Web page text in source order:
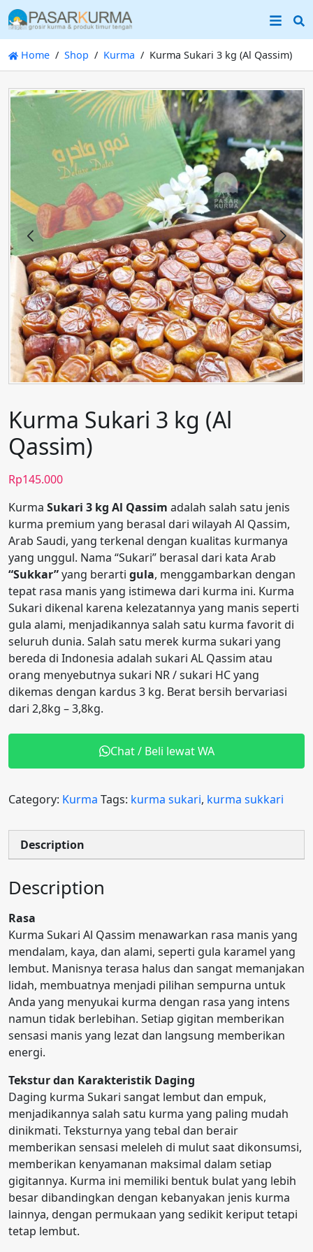
Home Shop Kurma Kurma Sukari 3 kg (Al Qassim)
Kurma Sukari 3 kg (Al
Qassim)
Rp145.000
Kurma Sukari 3 kg Al Qassim adalah salah satu jenis
kurma premium yang berasal dari wilayah Al Qassim,
Arab Saudi, yang terkenal dengan kualitas kurmanya
yang unggul. Nama “Sukari” berasal dari kata Arab
“Sukkar”yang berarti gula, menggambarkan dengan
tepat rasa manis yang istimewa dari kurma ini. Kurma
Sukari dikenal karena kelezatannya yang manis seperti
gula alami, menjadikannya salah satu kurma favorit di
seluruh dunia. Salah satu merek kurma sukari yang
bereda di Indonesia adalah sukari AL Qassim atau
orang menyebutnya sukari NR / sukari HC yang
dikemas dengan kardus 3 kg. Berat bersih bervariasi
dari 2,8kg – 3,8kg.
Chat / Beli lewat WA
Category: Kurma Tags: kurma sukari, kurma sukkari
Description
Description
Rasa
Kurma Sukari Al Qassim menawarkan rasa manis yang
mendalam, kaya, dan alami, seperti gula karamel yang
lembut. Manisnya terasa halus dan sangat memanjakan
lidah, membuatnya menjadi pilihan sempurna untuk
Anda yang menyukai kurma dengan rasa yang intens
namun tidak berlebihan. Setiap gigitan memberikan
sensasi manis yang lezat dan langsung memberikan
energi.
Tekstur dan Karakteristik Daging
Daging kurma Sukari sangat lembut dan empuk,
menjadikannya salah satu kurma yang paling mudah
dinikmati. Teksturnya yang tebal dan berair
memberikan sensasi meleleh di mulut saat dikonsumsi,
memberikan kenyamanan maksimal dalam setiap
gigitannya. Kurma ini memiliki bentuk bulat yang lebih
besar dibandingkan dengan kebanyakan jenis kurma
lainnya, dengan permukaan yang sedikit keriput tetapi
tetap lembut.